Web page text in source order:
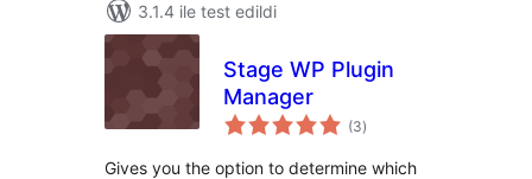
3.1.4 ile test edildi
Stage WP Plugin
Manager
(3toplam
puan
)
Gives you the option to determine which